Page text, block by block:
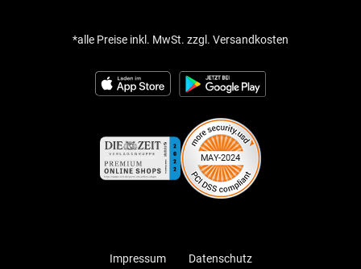
*alle Preise inkl. MwSt. zzgl. Versandkosten
Impressum Datenschutz